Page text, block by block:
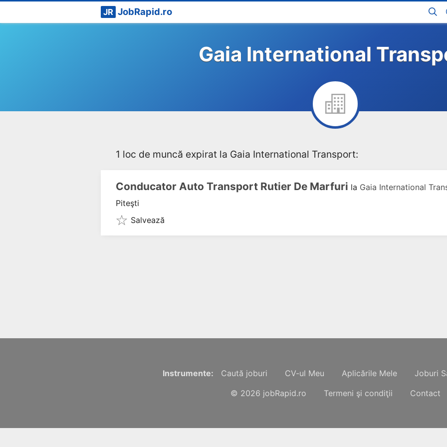
JR JobRapid.ro
Gaia International
1 loc de muncă expirat la Gaia International Transport:
Conducator Auto Transport Rutier De Marfuri la Gaia International
Piteşti
Salvează
Instrumente: Caută joburi CV-ul Meu Aplicările Mele Joburi
© 2026 jobRapid.ro Termeni şi condiţii Contact